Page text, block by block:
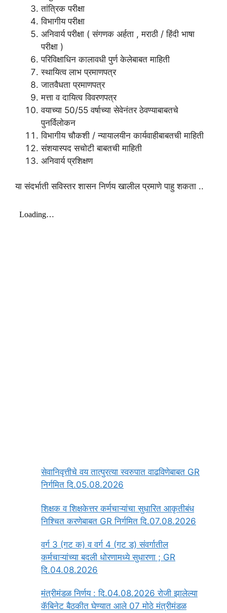
तांत्रिक परीक्षा
विभागीय परीक्षा
अनिवार्य परीक्षा ( संगणक अर्हता , मराठी / हिंदी भाषा
परीक्षा )
परिविक्षाधिन कालावधी पुर्ण केलेबाबत माहिती
स्थायित्व लाभ प्रमाणपत्र
जातवैधता प्रमाणपत्र
मत्ता व दायित्व विवरणपत्र
वयाच्या 50/55 वर्षाच्या सेवेनंतर ठेवण्याबाबतचे
पुनर्विलोकन
विभागीय चौकशी / न्यायालयीन कार्यवाहीबाबतची माहिती
संशयास्पद सचोटी बाबतची माहिती
अनिवार्य प्रशिक्षण
या संदर्भाती सविस्तर शासन निर्णय खालील प्रमाणे पाहु शकता ..
सेवानिवृत्तीचे वय तात्पुरत्या स्वरुपात वाढविणेबाबत GR
निर्गमित दि.05.08.2026
‍शिक्षक व शिक्षकेत्तर कर्मचाऱ्यांचा सुधारित आकृतीबंध
निश्चित करणेबाबत GR निर्गमित दि.07.08.2026
वर्ग 3 (गट क) व वर्ग 4 (गट ड) संवर्गातील
कर्मचाऱ्यांच्या बदली धोरणामध्ये सुधारणा ; GR
दि.04.08.2026
मंत्रीमंडळ निर्णय : दि.04.08.2026 रोजी झालेल्या
कॅबिनेट बैठकीत घेण्यात आले 07 मोठे मंत्रीमंडळ